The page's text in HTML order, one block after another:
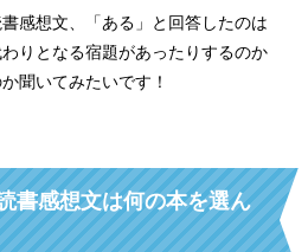
感想文、「ある」と回答したのは
りとなる宿題があったりするのか
聞いてみたいです！
書感想文は何の本を選ん